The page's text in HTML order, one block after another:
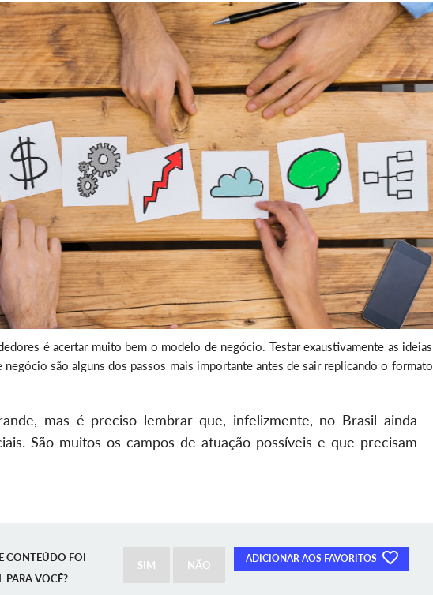
é acertar muito bem o modelo de negócio. Testar exaustivamente as ideias
são alguns dos passos mais importante antes de sair replicando o formato
mas é preciso lembrar que, infelizmente, no Brasil ainda
São muitos os campos de atuação possíveis e que precisam
ADICIONAR AOS FAVORITOS
CONTEÚDO FOI
PARA VOCÊ?
SIM NÃO